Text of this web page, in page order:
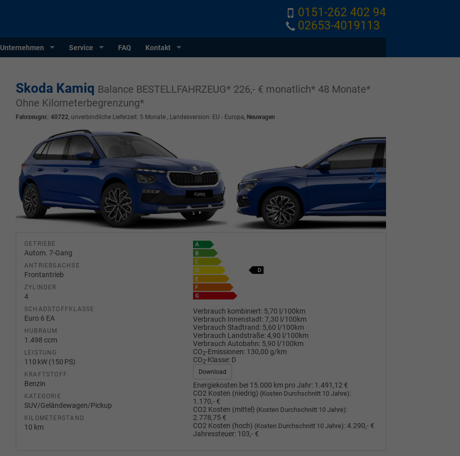
0151-262 402 94
02653-4019113
Unternehmen Service FAQ Kontakt
Skoda Kamiq Balance BESTELLFAHRZEUG* 226,- € monatlich* 48 Monate*
Ohne Kilometerbegrenzung*
Fahrzeugnr.: 40722, unverbindliche Lieferzeit: 5 Monate, Landesversion: EU - Europa, Neuwagen
GETRIEBE
Autom. 7-Gang
ANTRIEBSACHSE
Frontantrieb
ZYLINDER
4
SCHADSTOFFKLASSE
Euro 6 EA
HUBRAUM
1.498 ccm
LEISTUNG
110 kW (150 PS)
KRAFTSTOFF
Benzin
KATEGORIE
SUV/Geländewagen/Pickup
KILOMETERSTAND
10 km
Verbrauch kombiniert: 5,70 l/100km
Verbrauch Innenstadt:7,30 l/100km
Verbrauch Stadtrand: 5,60 l/100km
Verbrauch Landstraße:4,90 l/100km
Verbrauch Autobahn: 5,90 l/100km
CO2-Emissionen: 130,00 g/km
CO2-Klasse: D
Download
Energiekosten bei 15.000 km pro Jahr: 1.491,12 €
CO2 Kosten (niedrig) (Kosten Durchschnitt 10 Jahre):
1.170,- €
CO2 Kosten (mittel) (Kosten Durchschnitt 10 Jahre):
2.778,75 €
CO2 Kosten (hoch) (Kosten Durchschnitt 10 Jahre):4.290,- €
Jahressteuer: 103,- €